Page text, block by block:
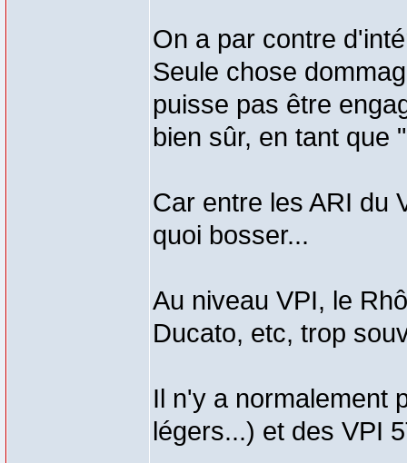
On a par contre
Seule chose
puisse pas être
bien sûr, en tant que
Car entre les ARI du
quoi bosser...
Au niveau VPI, le
Ducato, etc, trop
Il n'y a normalement
légers...) et des VPI